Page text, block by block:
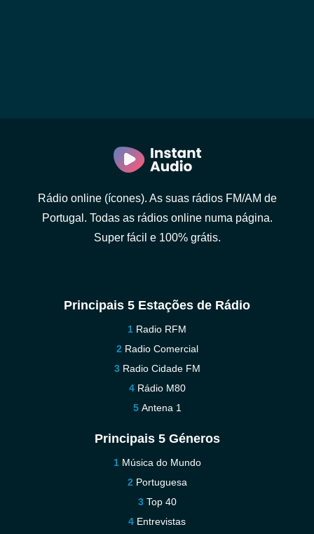
Rádio online (ícones). As suas rádios FM/AM de
Portugal. Todas as rádios online numa página.
Super fácil e 100% grátis.
Principais 5 Estações de Rádio
Radio RFM
Radio Comercial
Radio Cidade FM
Rádio M80
Antena 1
Principais 5 Géneros
Música do Mundo
Portuguesa
Top 40
Entrevistas